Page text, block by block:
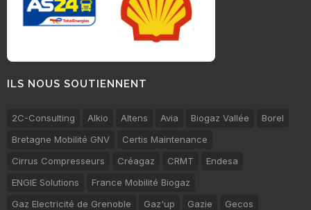
ILS NOUS SOUTIENNENT
2C-Consulting Alkio Altens Avia Biogaz Vallée
Borel
Bretagne Mobilité GNV
Certis Maintenance
Cirrus Compresseurs
Créagaz CRMT
Endesa
ENGIE Solutions
France Mobilité Biogaz
Gaz Electricité de Grenoble
Gaz'up Gazie
Gecos